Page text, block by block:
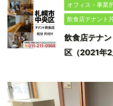
オフィス・事業
飲食店テナント
飲食店テナ
区（2021年2